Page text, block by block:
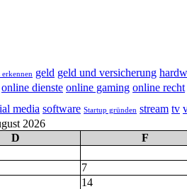
erkennen geld geld und versicherung
online dienste online gaming online recht
media software Startup gründen stream tv
2026
D F
7
14